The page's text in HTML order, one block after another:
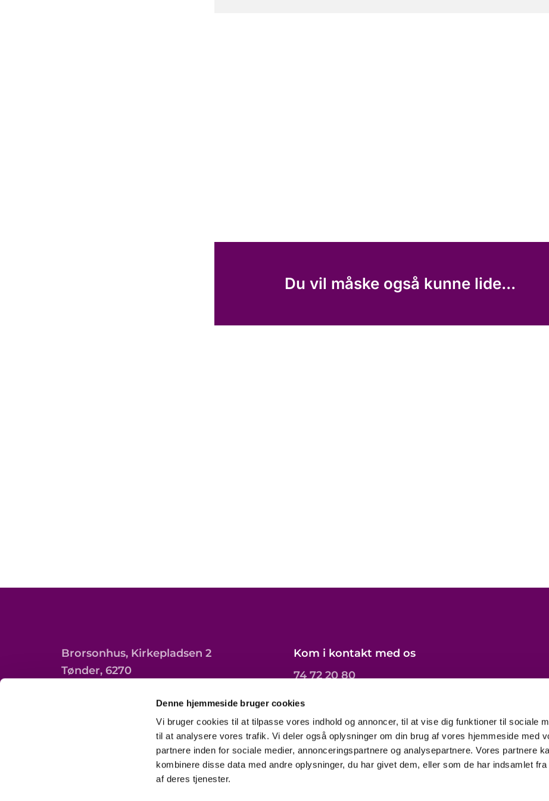
Denne hjemmeside bruger cookies
Vi bruger cookies til at tilpasse vores indhold og annoncer, til at vise dig funktioner til sociale
til at analysere vores trafik. Vi deler også oplysninger om din brug af vores hjemmeside med
partnere inden for sociale medier, annonceringspartnere og analysepartnere. Vores partnere
kombinere disse data med andre oplysninger, du har givet dem, eller som de har indsamlet fra
af deres tjenester.
Du vil måske også kunne lide...
Brorsonhus, Kirkepladsen 2
Tønder, 6270
Kom i kontakt med os
74 72 20 80
toender.sogn@km.dk